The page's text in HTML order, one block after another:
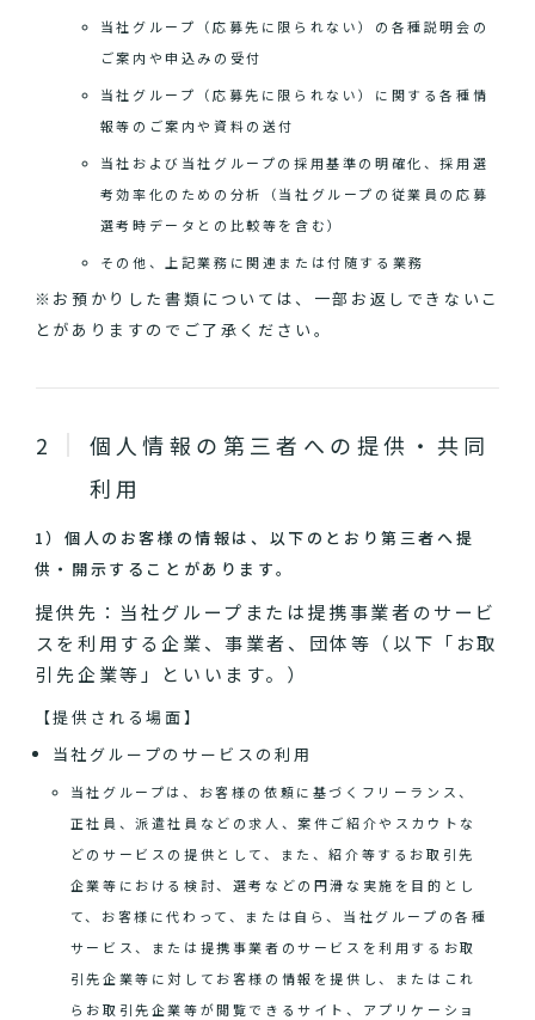
当社グループ（応募先に限られない）の各種説明会の
ご案内や申込みの受付
当社グループ（応募先に限られない）に関する各種情
報等のご案内や資料の送付
当社および当社グループの採用基準の明確化、採用選
考効率化のための分析（当社グループの従業員の応募
選考時データとの比較等を含む）
その他、上記業務に関連または付随する業務
※お預かりした書類については、一部お返しできないこ
とがありますのでご了承ください。
個人情報の第三者への提供・共同
利用
1）個人のお客様の情報は、以下のとおり第三者へ提
供・開示することがあります。
提供先：当社グループまたは提携事業者のサービ
スを利用する企業、事業者、団体等（以下「お取
引先企業等」といいます。）
【提供される場面】
当社グループのサービスの利用
当社グループは、お客様の依頼に基づくフリーランス、
正社員、派遣社員などの求人、案件ご紹介やスカウトな
どのサービスの提供として、また、紹介等するお取引先
企業等における検討、選考などの円滑な実施を目的とし
て、お客様に代わって、または自ら、当社グループの各種
サービス、または提携事業者のサービスを利用するお取
引先企業等に対してお客様の情報を提供し、またはこれ
らお取引先企業等が閲覧できるサイト、アプリケーショ